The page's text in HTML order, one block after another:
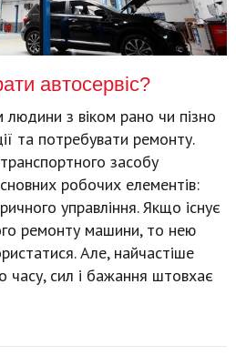
автосервіс?
людини з віком рано чи пізно
та потребувати ремонту.
засобу
робочих елементів:
управління. Якщо існує
ремонту машини, то нею
Але, найчастіше
часу, сил і бажання штовхає